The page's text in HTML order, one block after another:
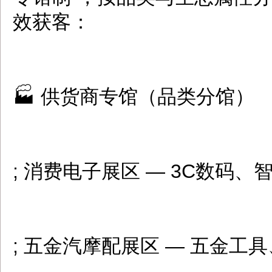
效获客：
🏭 供货商专馆（品类分馆）
; 消费电子展区 — 3C数码、
; 五金汽摩配展区 — 五金工